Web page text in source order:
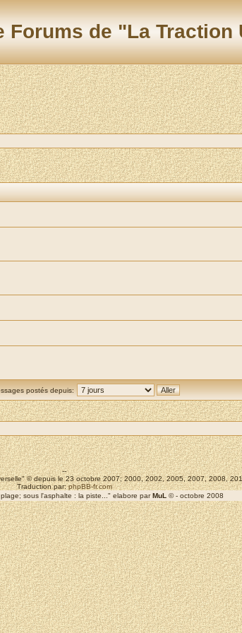
Forums de "La Traction
postés depuis:
--
© depuis le 23 octobre 2007; 2000, 2002, 2005, 2007, 2008,
Traduction par:phpBB-fr.com
sous l'asphalte : la piste..." elabore parMuL © - octobre 2008